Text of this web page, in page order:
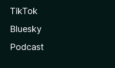
TikTok
Bluesky
Podcast